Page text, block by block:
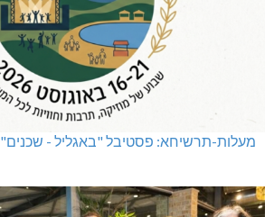
מעלות-תרשיחא: פסטיבל "באגליל - שכנים"